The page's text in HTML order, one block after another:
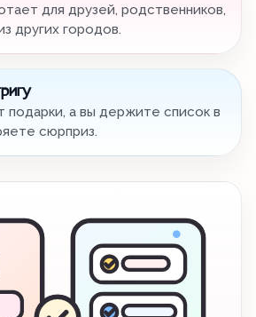
для друзей, родственников,
других городов.
подарки, а вы держите список в
сюрприз.